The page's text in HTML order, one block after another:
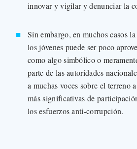
innovar y vigilar y denunciar la
Sin embargo, en muchos casos
los jóvenes puede ser poco
como algo simbólico o
parte de las autoridades
a muchas voces sobre el terreno
más significativas de
los esfuerzos anti-corrupción.